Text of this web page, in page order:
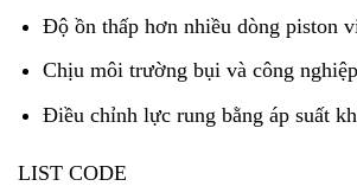
Độ ồn thấp hơn nhiều dòng piston
Chịu môi trường bụi và công
Điều chỉnh lực rung bằng áp suất
LIST CODE